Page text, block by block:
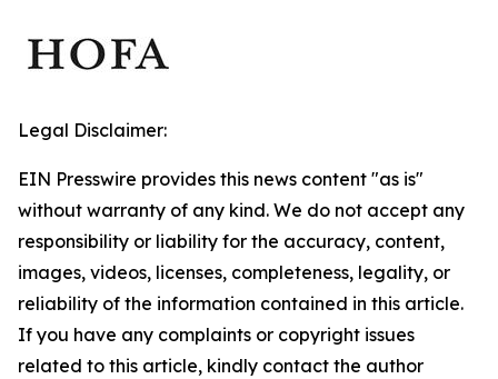
Legal Disclaimer:
EIN Presswire provides this news content "as is"
without warranty of any kind. We do not accept any
responsibility or liability for the accuracy, content,
images, videos, licenses, completeness, legality, or
reliability of the information contained in this article.
If you have any complaints or copyright issues
related to this article, kindly contact the author